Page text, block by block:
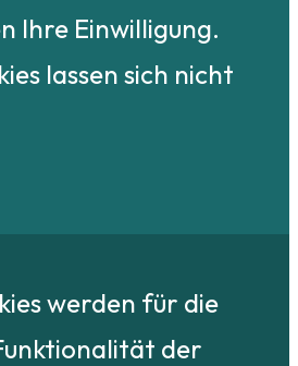
Ihre Einwilligung.
lassen sich nicht
werden für die
der